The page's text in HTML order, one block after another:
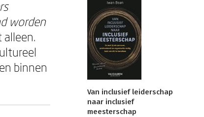
worden
alleen.
binnen
Van inclusief leiderschap
naar inclusief
meesterschap